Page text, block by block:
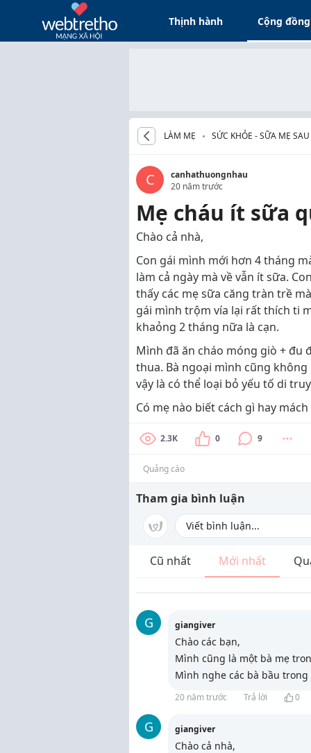
Thịnh hành Cộng đồng
LÀM MẸ SỨC KHỎE - SỮA MẸ
C
canhathuongnhau
20 năm trước
Mẹ cháu ít sữa
Chào cả nhà,
Con gái mình mới hơn 4 tháng
làm cả ngày mà về vẫn ít sữa.
thấy các mẹ sữa căng tràn trề
gái mình trộm vía lại rất thích ti
khaỏng 2 tháng nữa là cạn.
Mình đã ăn cháo móng giò + đu
thua. Bà ngoại mình cũng
vậy là có thể loại bỏ yếu tố di
Có mẹ nào biết cách gì hay
2.3K 0 9
Quảng cáo
Tham gia bình luận
Cũ nhất Mới nhất
G giangiver
Chào các bạn,
Mình cũng là một bà mẹ
Mình nghe các bà bầu
20 năm trước Trả lời 0
G giangiver
Chào cả nhà,